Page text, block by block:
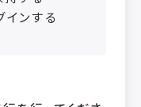
ンする